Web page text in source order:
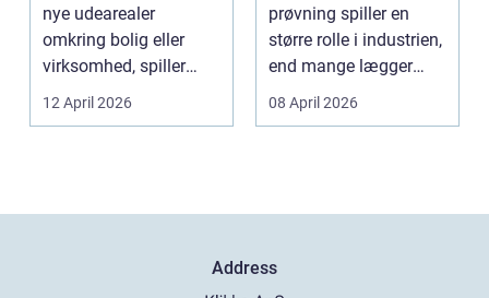
nye udearealer
omkring bolig eller
virksomhed, spiller
belægningen en helt
centra...
12 April 2026
prøvning spiller en
større rolle i industrien,
end mange lægger
mærke til i hverdage...
08 April 2026
Address